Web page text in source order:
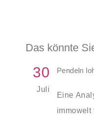
Das könnte
30
Juli
Eine
immowelt